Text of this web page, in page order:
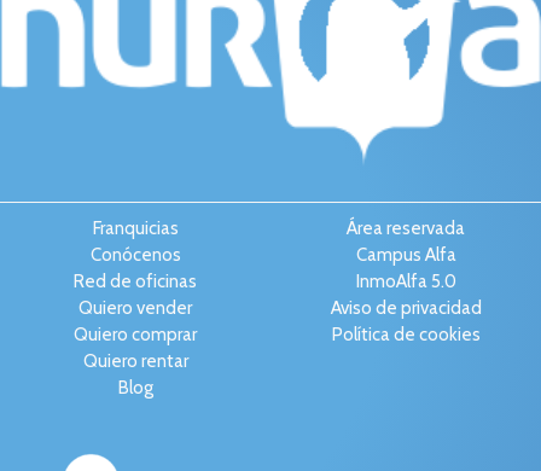
Franquicias
Conócenos
Red de oficinas
Quiero vender
Quiero comprar
Quiero rentar
Blog
Área reservada
Campus Alfa
InmoAlfa 5.0
Aviso de privacidad
Política de cookies